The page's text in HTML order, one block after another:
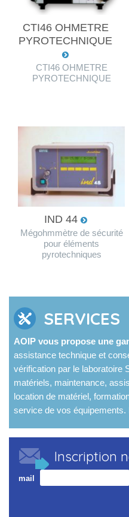
CTI46 OHMETRE
PYROTECHNIQUE
CTI46 OHMETRE
PYROTECHNIQUE
IND 44
Mégohmmètre de sécurité
pour éléments
pyrotechniques
SERVICES
AOIP vous propose une
assistance technique et
vérification par le laboratoire
matériels, maintenance,
location de matériel,
service de vos équipements.
Inscription
mail